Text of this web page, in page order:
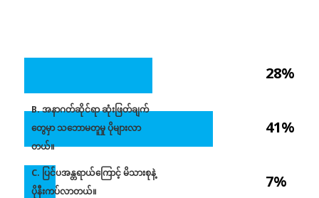
28%
41%
7%
B. အနာဂတ်ဆိုင်ရာ ဆုံးဖြတ်ချက်
တွေမှာ သဘောမတူမှု ပိုများလာ
တယ်။
C. ပြင်ပအန္တရာယ်ကြောင့် မိသားစုနဲ့
ပိုနီးကပ်လာတယ်။